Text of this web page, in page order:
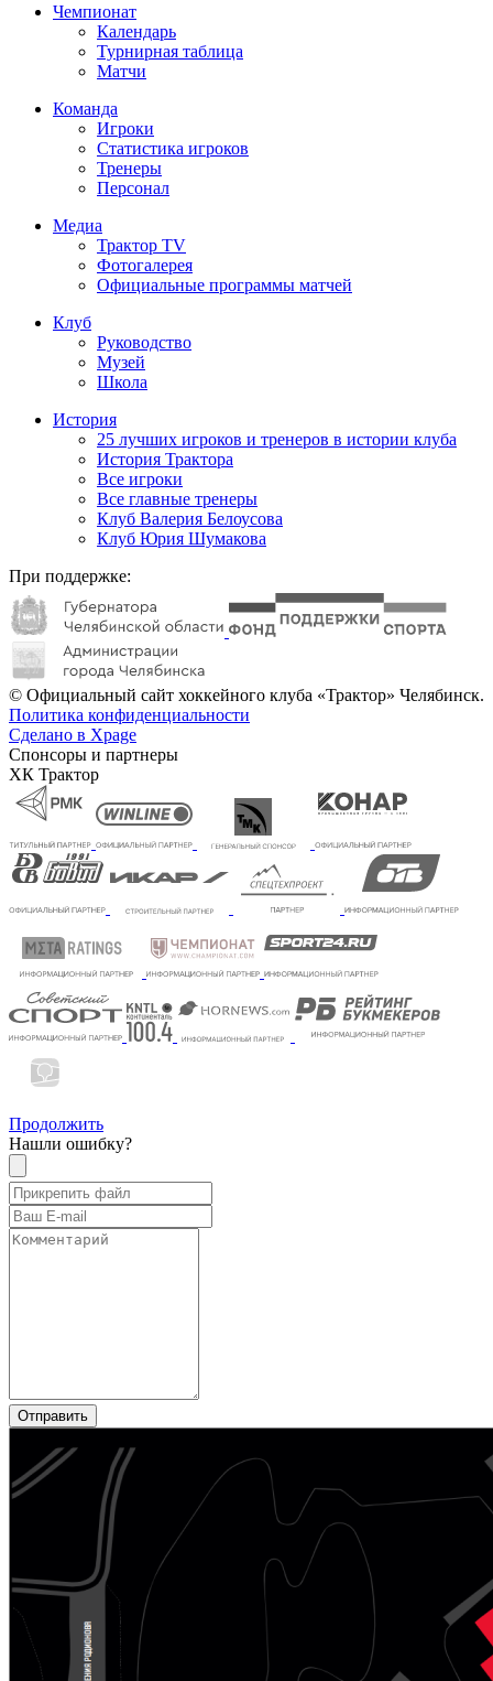
Чемпионат
Календарь
Турнирная таблица
Матчи
Команда
Игроки
Статистика игроков
Тренеры
Персонал
Медиа
Трактор TV
Фотогалерея
Официальные программы матчей
Клуб
Руководство
Музей
Школа
История
25 лучших игроков и тренеров в истории клуба
История Трактора
Все игроки
Все главные тренеры
Клуб Валерия Белоусова
Клуб Юрия Шумакова
При поддержке:
© Официальный сайт хоккейного клуба «Трактор» Челябинск.
Политика конфиденциальности
Сделано в Xpage
Спонсоры и партнеры
ХК Трактор
Продолжить
Нашли ошибку?